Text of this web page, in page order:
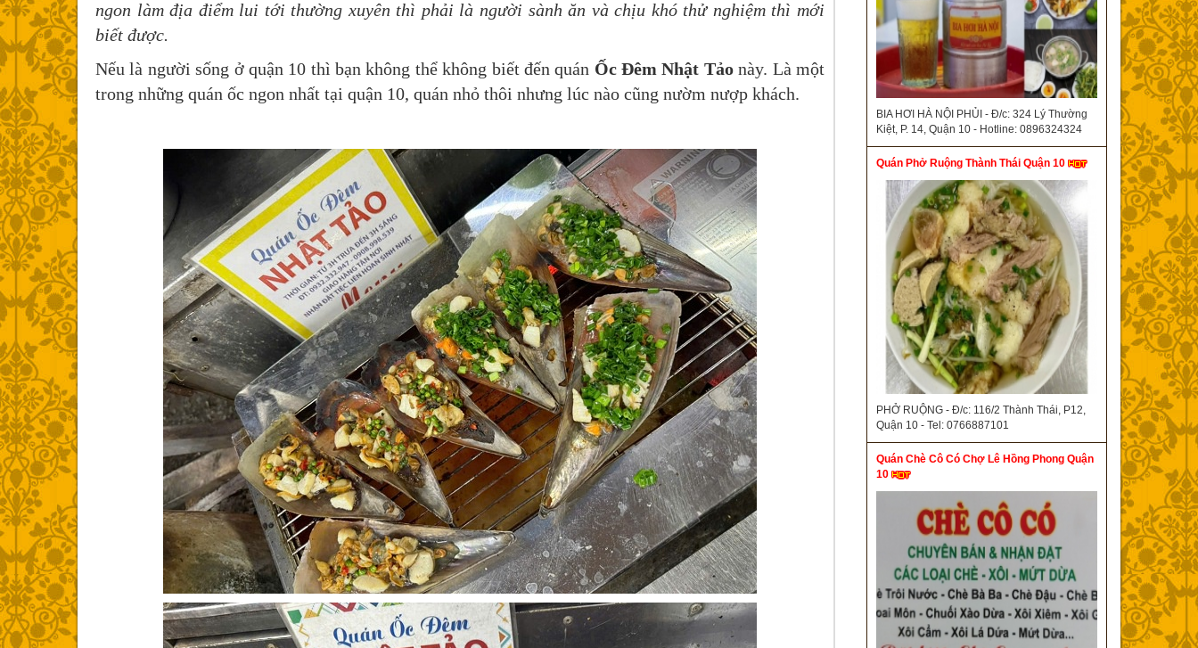
ngon làm địa điểm lui tới thường xuyên thì phải là người sành ăn và chịu khó thử nghiệm thì mới
biết được.
Nếu là người sống ở quận 10 thì bạn không thể không biết đến quán Ốc Đêm Nhật Tảonày. Là một
trong những quán ốc ngon nhất tại quận 10, quán nhỏ thôi nhưng lúc nào cũng nườm nượp khách.
BIA HƠI HÀ NỘI PHỦI - Đ/c: 324 Lý Thường
Kiệt, P. 14, Quận 10 - Hotline: 0896324324
Quán Phở Ruộng Thành Thái Quận 10
PHỞ RUỘNG - Đ/c: 116/2 Thành Thái, P12,
Quận 10 - Tel: 0766887101
Quán Chè Cô Có Chợ Lê Hồng Phong Quận
10